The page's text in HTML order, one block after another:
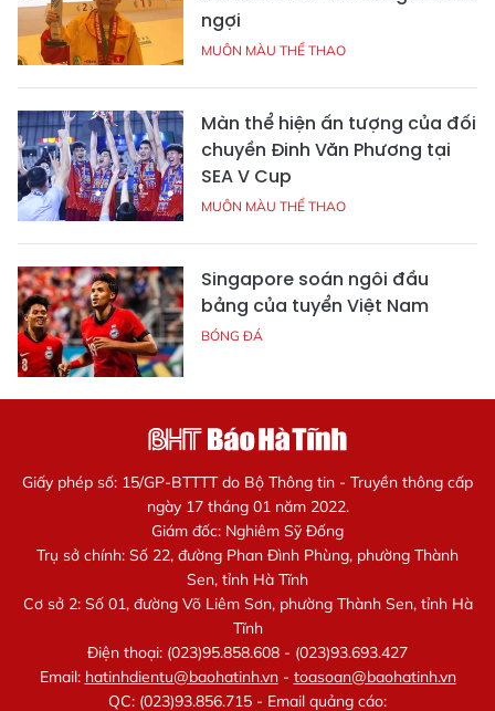
ngợi
MUÔN MÀU THỂ THAO
Màn thể hiện ấn tượng của đối
chuyền Đinh Văn Phương tại
SEA V Cup
MUÔN MÀU THỂ THAO
Singapore soán ngôi đầu
bảng của tuyển Việt Nam
BÓNG ĐÁ
Giấy phép số: 15/GP-BTTTT do Bộ Thông tin - Truyền thông cấp
ngày 17 tháng 01 năm 2022.
Giám đốc: Nghiêm Sỹ Đống
Trụ sở chính: Số 22, đường Phan Đình Phùng, phường Thành
Sen, tỉnh Hà Tĩnh
Cơ sở 2: Số 01, đường Võ Liêm Sơn, phường Thành Sen, tỉnh Hà
Tĩnh
Điện thoại: (023)95.858.608 - (023)93.693.427
Email: hatinhdientu@baohatinh.vn- toasoan@baohatinh.vn
QC: (023)93.856.715 - Email quảng cáo: